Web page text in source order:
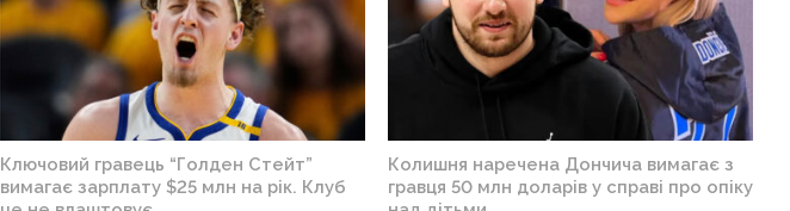
Ключовий гравець “Голден Стейт”
вимагає зарплату $25 млн на рік. Клуб
Колишня наречена Дончича вимагає з
гравця 50 млн доларів у справі про опіку